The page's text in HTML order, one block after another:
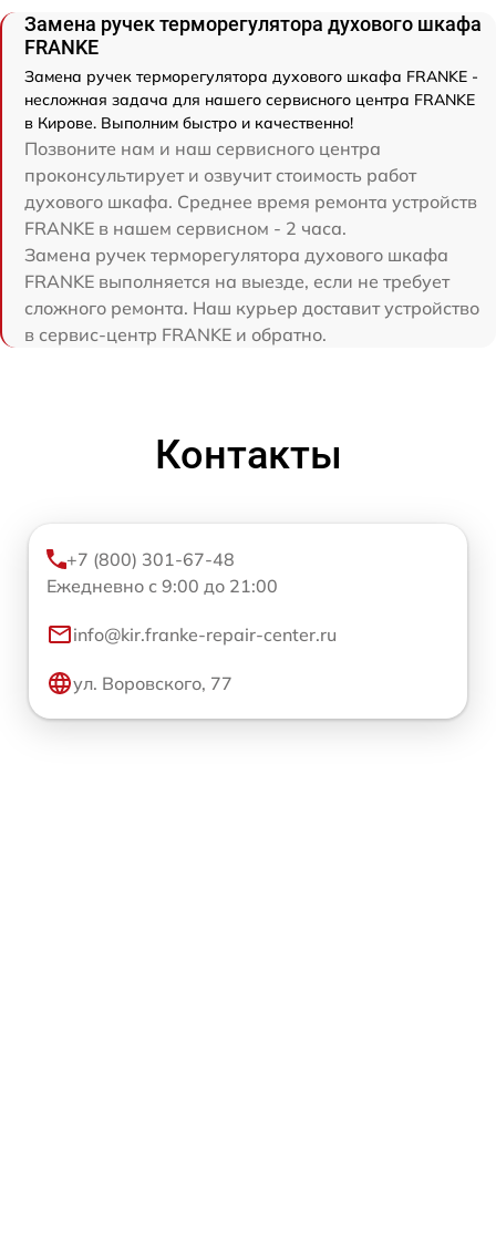
Замена ручек терморегулятора духового шкафа
FRANKE
Замена ручек терморегулятора духового шкафа FRANKE -
несложная задача для нашего сервисного центра FRANKE
в Кирове. Выполним быстро и качественно!
Позвоните нам и наш сервисного центра
проконсультирует и озвучит стоимость работ
духового шкафа. Среднее время ремонта устройств
FRANKE в нашем сервисном - 2 часа.
Замена ручек терморегулятора духового шкафа
FRANKE выполняется на выезде, если не требует
сложного ремонта. Наш курьер доставит устройство
в сервис-центр FRANKE и обратно.
Контакты
+7 (800) 301-67-48
Ежедневно с 9:00 до 21:00
info@kir.franke-repair-center.ru
ул. Воровского, 77